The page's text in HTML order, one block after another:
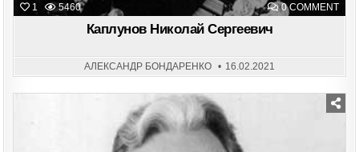
1 5460 0 COMMENTON
Каплунов Николай Сергеевич
АЛЕКСАНДР БОНДАРЕНКО 16.02.2021
Posted